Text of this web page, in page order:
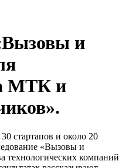
и
МТК и
стартапов и около 20
«Вызовы и
технологических компаний